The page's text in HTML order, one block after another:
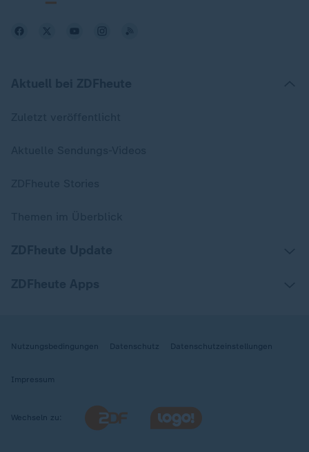
Nutzungsbedingungen Datenschutz Datenschutzeinstellungen
Impressum
Wechseln zu: